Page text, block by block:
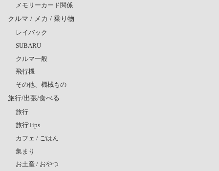
メモリーカード関係
クルマ / メカ / 乗り物
レイバック
SUBARU
クルマ一般
飛行機
その他、機械もの
旅行/出張/食べる
旅行
旅行Tips
カフェ / ごはん
集まり
お土産 / おやつ